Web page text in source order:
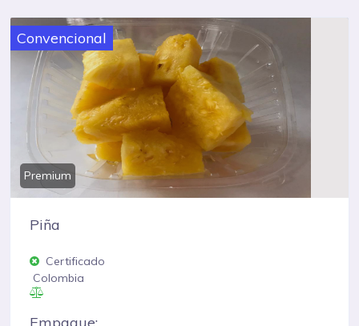
Convencional
Premium
Piña
Certificado
Colombia